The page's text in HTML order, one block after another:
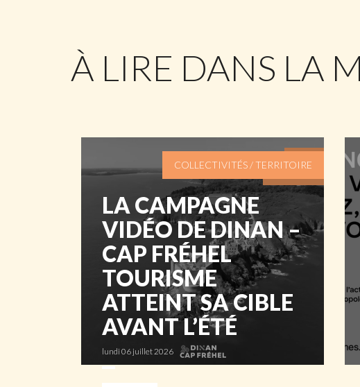
À LIRE DANS LA
COLLECTIVITÉS / TERRITOIRE
LA CAMPAGNE
VIDÉO DE DINAN –
CAP FRÉHEL
TOURISME
ATTEINT SA CIBLE
AVANT L’ÉTÉ
lundi 06 juillet 2026